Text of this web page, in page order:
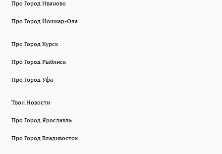
Про Город Иваново
Про Город Йошкар-Ола
Про Город Курск
Про Город Рыбинск
Про Город Уфа
Твои Новости
Про Город Ярославль
Про Город Владивосток